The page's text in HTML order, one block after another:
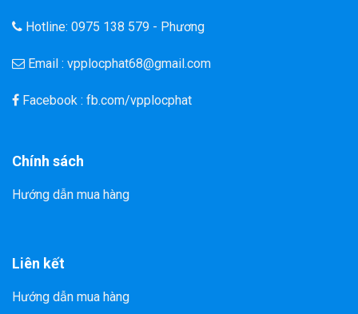
Hotline: 0975 138 579 - Phương
Email : vpplocphat68@gmail.com
Facebook : fb.com/vpplocphat
Chính sách
Hướng dẫn mua hàng
Liên kết
Hướng dẫn mua hàng